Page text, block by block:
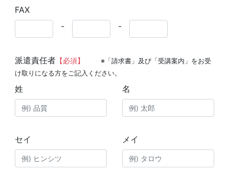
FAX
-
-
派遣責任者【必須】
※「請求書」及び「受講案内」をお受
け取りになる方をご記入ください。
姓 名
セイ メイ